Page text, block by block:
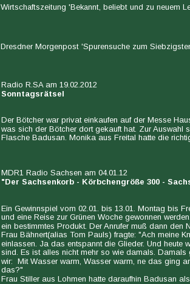
Radio R.SA am 19.02.2012
Sonntagsrätsel
Der Bötcher war privat einkaufen auf der Messe
was sich der Bötcher dort gekauft hat. Zur Auswahl
Flasche Badusan. Monika aus Freital hatte die
MDR1 Radio Sachsen am 04.01.12
"Der Sachsenkorb - Körbchengröße 300 -
Ein Gewinnspiel vom 02.01. bis 13.01. Montag bis
und eine Reise zur Grünen Woche gewonnen
ein bestimmtes Produkt. Der Anrufer muß dann den
Frau Bähnert(alias Tom Pauls) fragte: "Ach meine
einlassen. Ja das entspannt die Glieder. Und
sind. Es ist alles nicht mehr so wie damals.
wir:  Mit Wasser warm, Wasser warm, ne das ging
das?"
Frau Stiller aus Lohmen hatte daraufhin Badusan
Dresdner Morgenpost 'Spurensuche zum
Wirtschaftszeitung 'Bekannt, beliebt und zu neuem